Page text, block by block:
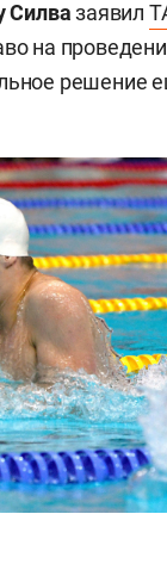
Силвазаявил
на
решение